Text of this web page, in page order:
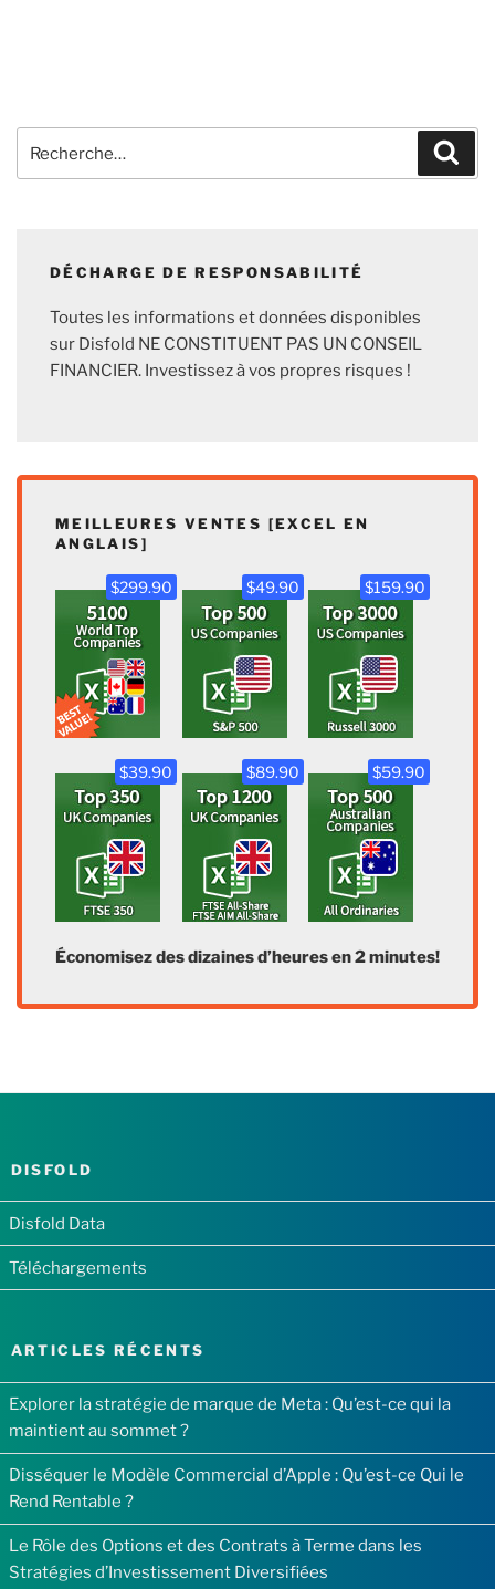
pour
DÉCHARGE DE RESPONSABILITÉ
Toutes les informations et données disponibles
sur Disfold NE CONSTITUENT PAS UN CONSEIL
FINANCIER. Investissez à vos propres risques !
MEILLEURES VENTES [EXCEL EN
ANGLAIS]
$299.90 $49.90 $159.90
$39.90 $89.90 $59.90
Économisez des dizaines d’heures en 2 minutes!
DISFOLD
Disfold Data
Téléchargements
ARTICLES RÉCENTS
Explorer la stratégie de marque de Meta : Qu’est-ce qui la
maintient au sommet ?
Disséquer le Modèle Commercial d’Apple : Qu’est-ce Qui le
Rend Rentable ?
Le Rôle des Options et des Contrats à Terme dans les
Stratégies d’Investissement Diversifiées